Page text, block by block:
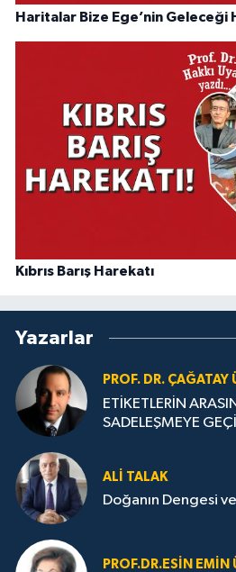
Haritalar Bize Ege’nin Geleceği
Kıbrıs Barış Harekatı
Yazarlar
PROF. DR. ÇAĞATAY
ETİKETLERİN
SADELEŞMEYE
ALI TALAK
Doğanın Dengesi
PROF.DR.ESIN EMIN